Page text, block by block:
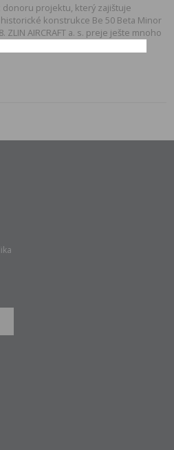
projektu, který zajištuje
konstrukce Be 50 Beta Minor
AIRCRAFT a. s. preje ješte mnoho